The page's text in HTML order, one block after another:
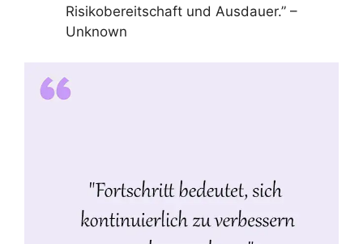
Risikobereitschaft und Ausdauer.” –
Unknown